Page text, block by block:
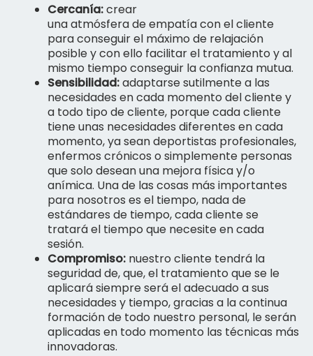
Cercanía:crear
unaatmósferadeempatíacon el cliente
para conseguir el máximo de relajación
posible y con ello facilitar el tratamiento y al
mismo tiempo conseguir la confianza mutua.
Sensibilidad:adaptarse sutilmente a las
necesidades en cada momento del cliente y
a todo tipo de cliente, porque cada cliente
tiene unas necesidades diferentes en cada
momento, ya sean deportistas profesionales,
enfermos crónicos o simplemente personas
que solo desean una mejora física y/o
anímica. Una de las cosas más importantes
para nosotros es el tiempo, nada de
estándares de tiempo, cada cliente se
tratará el tiempo que necesite en cada
sesión.
Compromiso: nuestro cliente tendrá la
seguridad de, que, el tratamiento que se le
aplicará siempre será el adecuado a sus
necesidades y tiempo, gracias a la continua
formación de todo nuestro personal, le serán
aplicadas en todo momento las técnicas más
innovadoras.